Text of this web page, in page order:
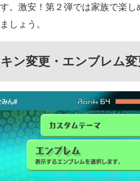
。激安！第２弾では家族で楽
しょう。
ン変更・エンブレム